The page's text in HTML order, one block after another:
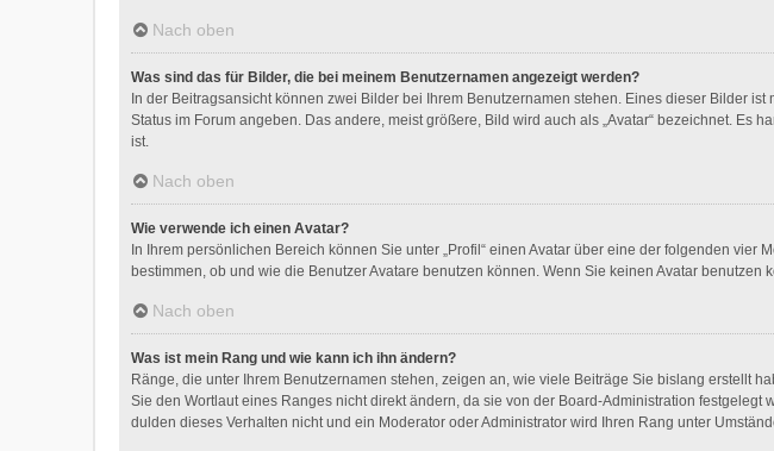
Nach oben
Was sind das für Bilder, die bei meinem Benutzernamen angezeigt werden?
In der Beitragsansicht können zwei Bilder bei Ihrem Benutzernamen stehen. Eines dieser Bilder
Status im Forum angeben. Das andere, meist größere, Bild wird auch als „Avatar“ bezeichnet.
ist.
Nach oben
Wie verwende ich einen Avatar?
In Ihrem persönlichen Bereich können Sie unter „Profil“ einen Avatar über eine der folgenden
bestimmen, ob und wie die Benutzer Avatare benutzen können. Wenn Sie keinen Avatar
Nach oben
Was ist mein Rang und wie kann ich ihn ändern?
Ränge, die unter Ihrem Benutzernamen stehen, zeigen an, wie viele Beiträge Sie bislang erstellt
Sie den Wortlaut eines Ranges nicht direkt ändern, da sie von der Board-Administration
dulden dieses Verhalten nicht und ein Moderator oder Administrator wird Ihren Rang unter